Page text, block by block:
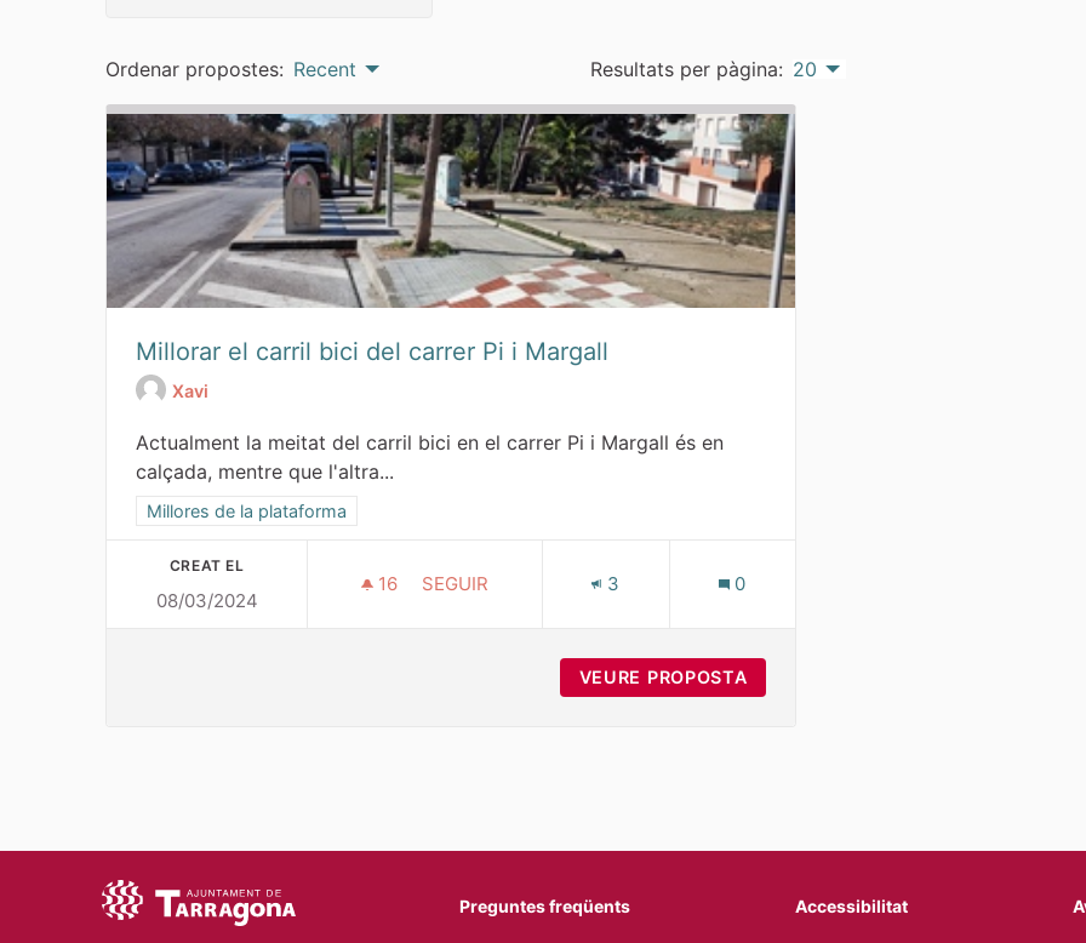
Ordenar propostes: Recent Resultats per pàgina: 20
Millorar el carril bici del carrer Pi i Margall
Xavi
Actualment la meitat del carril bici en el carrer Pi i Margall és en
calçada, mentre que l'altra...
Resultats al filtrar per l'àmbit: Millores de la plataforma
Millores de la plataforma
CREAT EL
08/03/2024
16 16 SEGUIDORES
SEGUIR 3 0
VEURE PROPOSTA
Preguntes freqüents Accessibilitat